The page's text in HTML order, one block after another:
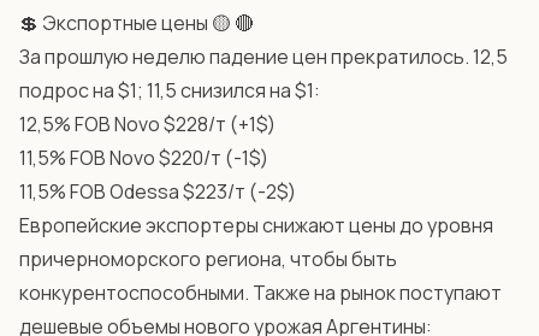
💲 Экспортные цены 🟡 🔴
За прошлую неделю падение цен прекратилось. 12,5
подрос на $1; 11,5 снизился на $1:
12,5% FOB Novo $228/т (+1$)
11,5% FOB Novo $220/т (-1$)
11,5% FOB Odessa $223/т (-2$)
Европейские экспортеры снижают цены до уровня
причерноморского региона, чтобы быть
конкурентоспособными. Также на рынок поступают
дешевые объемы нового урожая Аргентины: